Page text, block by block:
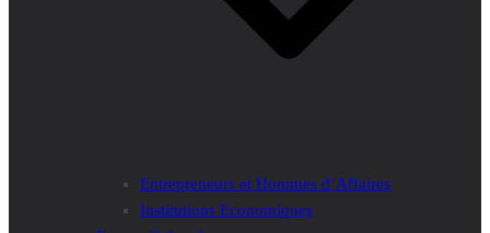
Entrepreneurs et Hommes d’Affaires
Institutions Economiques